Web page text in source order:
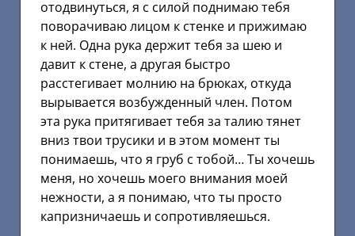
отодвинуться, я с силой поднимаю тебя
поворачиваю лицом к стенке и прижимаю
к ней. Одна рука держит тебя за шею и
давит к стене, а другая быстро
расстегивает молнию на брюках, откуда
вырывается возбужденный член. Потом
эта рука притягивает тебя за талию тянет
вниз твои трусики и в этом момент ты
понимаешь, что я груб с тобой… Ты хочешь
меня, но хочешь моего внимания моей
нежности, а я понимаю, что ты просто
капризничаешь и сопротивляешься.